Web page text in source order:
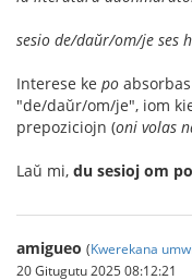
sesio de/daŭr/om/je ses
Interese ke po
"de/daŭr/om/je", iom
prepoziciojn (oni volas
Laŭ mi, du sesioj om
amigueo (Kwerekana
20 Gitugutu 2025 08:12:21